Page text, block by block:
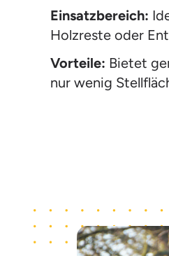
Einsatzbereich:
Holzreste oder
Vorteile: Bietet
nur wenig